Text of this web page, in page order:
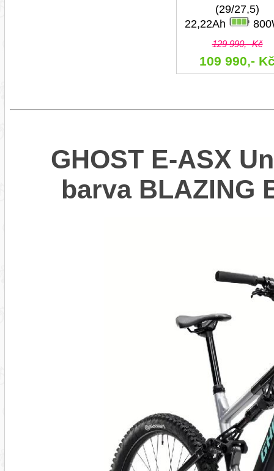
(29/27,5)
22,22Ah
129 990,- Kč
109 990,-
GHOST E-ASX
barva BLAZING